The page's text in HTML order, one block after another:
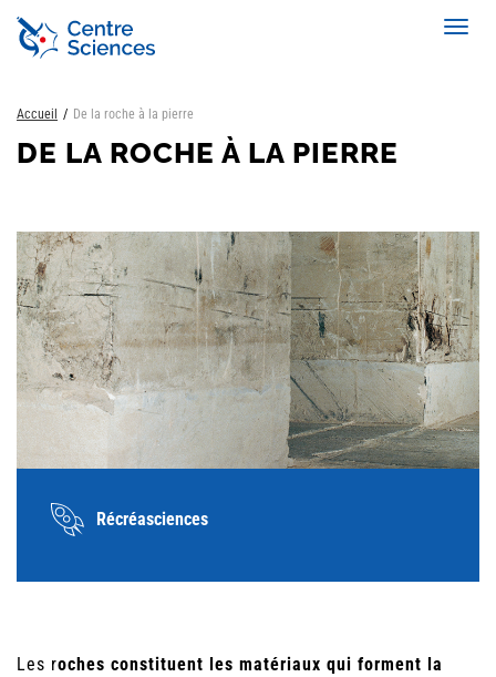
Aller
contenu
Accueil De la roche à la pierre
DE LA ROCHE À LA PIERRE
Récréasciences
Les roches constituent les matériaux qui forment la